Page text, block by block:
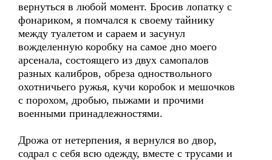
вернуться в любой момент. Бросив лопатку с
фонариком, я помчался к своему тайнику
между туалетом и сараем и засунул
вожделенную коробку на самое дно моего
арсенала, состоящего из двух самопалов
разных калибров, обреза одноствольного
охотничьего ружья, кучи коробок и мешочков
с порохом, дробью, пыжами и прочими
военными принадлежностями.
Дрожа от нетерпения, я вернулся во двор,
содрал с себя всю одежду, вместе с трусами и